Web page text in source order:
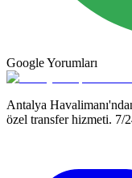
GoogleYorumları
Antalya
özel transfer hizmeti. 7/